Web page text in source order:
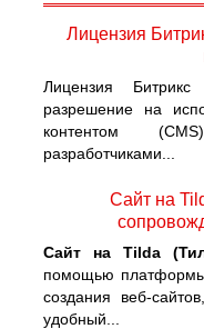
Лицензия
Лицензия
разрешение на
контентом
разработчиками...
Сайт на
Сайт на Tilda
помощью
создания веб-
удобный...